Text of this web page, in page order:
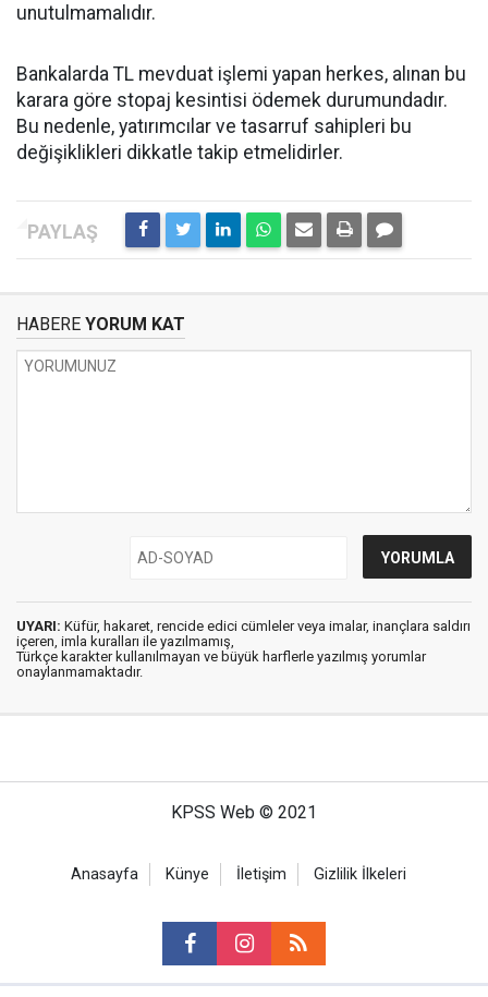
unutulmamalıdır.
Bankalarda TL mevduat işlemi yapan herkes, alınan bu
karara göre stopaj kesintisi ödemek durumundadır.
Bu nedenle, yatırımcılar ve tasarruf sahipleri bu
değişiklikleri dikkatle takip etmelidirler.
HABERE YORUM KAT
UYARI: Küfür, hakaret, rencide edici cümleler veya imalar, inançlara saldırı
içeren, imla kuralları ile yazılmamış,
Türkçe karakter kullanılmayan ve büyük harflerle yazılmış yorumlar
onaylanmamaktadır.
KPSS Web © 2021
Anasayfa Künye İletişim Gizlilik İlkeleri